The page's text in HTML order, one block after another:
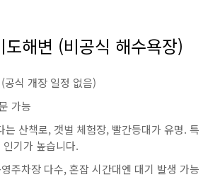
해변 (비공식 해수욕장)
공식 개장 일정 없음)
가능
는 산책로, 갯벌 체험장, 빨간등대가 유명. 특
기가 높습니다.
주차장 다수, 혼잡 시간대엔 대기 발생 가능